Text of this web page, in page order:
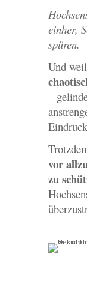
einher,
spüren.
Und
–
vor
zu